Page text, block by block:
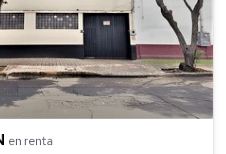
en renta